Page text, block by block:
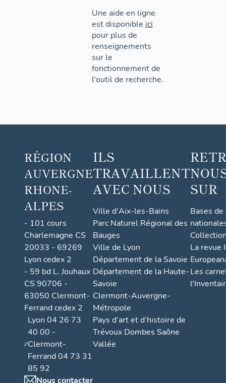
Une aide en ligne
est disponible ici
pour plus de
renseignements
sur le
fonctionnement de
l'outil de recherche.
RÉGION
AUVERGNE
RHONE-
ALPES
- 101 cours
Charlemagne CS
20033 - 69269
Lyon cedex 2
- 59 bd L. Jouhaux
CS 90706 -
63050 Clermont-
Ferrand cedex 2
Lyon 04 26 73
40 00 -
Clermont-
Ferrand 04 73 31
85 92
Nous contacter
ILS
TRAVAILLENT
AVEC NOUS
Ville d'Aix-les-Bains
Parc Naturel Régional des
Bauges
Ville de Lyon
Département de la Savoie
Département de la Haute-
Savoie
Clermont-Auvergne-
Métropole
Pays d’art et d’histoire de
Trévoux Dombes Saône
Vallée
SUR
Bases
La revue
Les